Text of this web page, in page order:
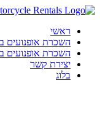
דלג
ראשי
השכרת אופנועים
השכרת אופנועים
יצירת קשר
בלוג